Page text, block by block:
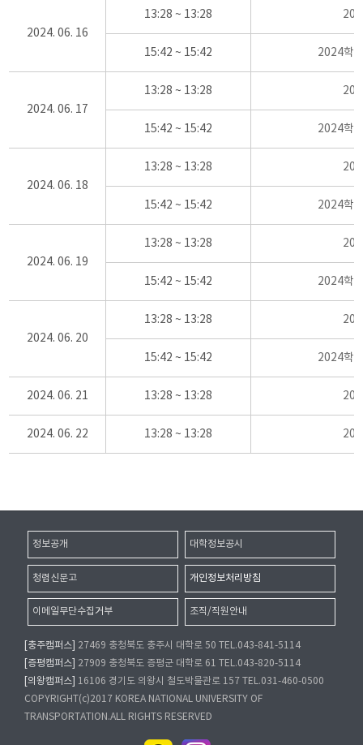
2024. 06. 16
13:28 ~ 13:28
15:42 ~ 15:42 2024학
2024. 06. 17
13:28 ~ 13:28
15:42 ~ 15:42 2024학
2024. 06. 18
13:28 ~ 13:28
15:42 ~ 15:42 2024학
2024. 06. 19
13:28 ~ 13:28
15:42 ~ 15:42 2024학
2024. 06. 20
13:28 ~ 13:28
15:42 ~ 15:42 2024학
2024. 06. 21 13:28 ~ 13:28
2024. 06. 22 13:28 ~ 13:28
정보공개 대학정보공시
청렴신문고 개인정보처리방침
이메일무단수집거부 조직/직원안내
[충주캠퍼스]
27469 충청북도 충주시 대학로 50 TEL.043-841-5114
[증평캠퍼스]
27909 충청북도 증평군 대학로 61 TEL.043-820-5114
[의왕캠퍼스]
16106 경기도 의왕시 철도박물관로 157 TEL.031-460-0500
COPYRIGHT(c)2017 KOREA NATIONAL UNIVERSITY OF
TRANSPORTATION.ALL RIGHTS RESERVED